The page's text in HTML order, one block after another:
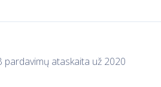
pardavimų ataskaita už 2020